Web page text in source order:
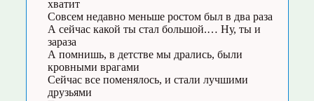
хватит
Совсем недавно меньше ростом был в два раза
А сейчас какой ты стал большой.… Ну, ты и
зараза
А помнишь, в детстве мы дрались, были
кровными врагами
Сейчас все поменялось, и стали лучшими
друзьями